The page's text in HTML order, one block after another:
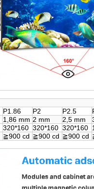
P1.86 P2 P2.5
1,86 mm 2 mm 2,5 mm
320*160 320*160 320*160
≧900 cd ≧900 cd ≧900 cd